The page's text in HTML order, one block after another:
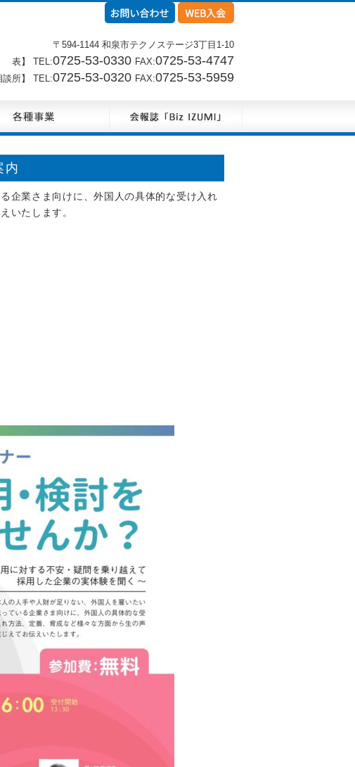
〒594-1144 和泉市テクノステージ3丁目1-10
表】 TEL:0725-53-0330 FAX:0725-53-4747
談所】 TEL:0725-53-0320 FAX:0725-53-5959
内
企業さま向けに、外国人の具体的な受け入れ
いたします。